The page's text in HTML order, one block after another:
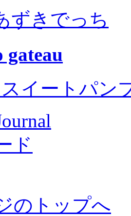
ずきでっち
gateau
スイートパン
ド
のトップへ